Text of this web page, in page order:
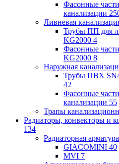
Фасонные
канализации
Ливневая
Трубы ПП для
KG2000 4
Фасонные
KG2000 8
Наружная
Трубы ПВХ SN4
42
Фасонные
канализации 55
Трапы
Радиаторы, конвекторы и
134
Радиаторная
GIACOMINI 40
MVI 7